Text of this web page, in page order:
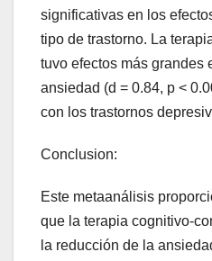
significativas en los
tipo de trastorno. La
tuvo efectos más grandes
ansiedad (d = 0.84, p <
con los trastornos
Conclusion:
Este metaanálisis
que la terapia cognitivo-
la reducción de la